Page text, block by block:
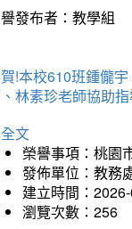
發布者：教學組
!本校610班鍾儱
林素珍老師協助指
文
榮譽事項：桃園
發佈單位：教務
建立時間：
瀏覽次數：256